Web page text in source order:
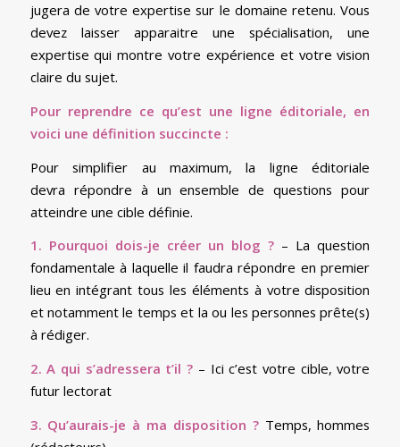
jugera de votre expertise sur le domaine retenu. Vous
devez laisser apparaitre une spécialisation, une
expertise qui montre votre expérience et votre vision
claire du sujet.
Pour reprendre ce qu’est une ligne éditoriale, en
voici une définition succincte :
Pour simplifier au maximum, la ligne éditoriale
devra répondre à un ensemble de questions pour
atteindre une cible définie.
1. Pourquoi dois-je créer un blog ? – La question
fondamentale à laquelle il faudra répondre en premier
lieu en intégrant tous les éléments à votre disposition
et notamment le temps et la ou les personnes prête(s)
à rédiger.
2. A qui s’adressera t’il ? – Ici c’est votre cible, votre
futur lectorat
3. Qu’aurais-je à ma disposition ?Temps, hommes